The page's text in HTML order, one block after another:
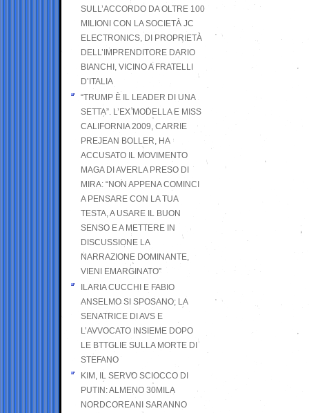
SULL’ACCORDO DA OLTRE 100
MILIONI CON LA SOCIETÀ JC
ELECTRONICS, DI PROPRIETÀ
DELL’IMPRENDITORE DARIO
BIANCHI, VICINO A FRATELLI
D’ITALIA
“TRUMP È IL LEADER DI UNA
SETTA”. L’EX MODELLA E MISS
CALIFORNIA 2009, CARRIE
PREJEAN BOLLER, HA
ACCUSATO IL MOVIMENTO
MAGA DI AVERLA PRESO DI
MIRA: “NON APPENA COMINCI
A PENSARE CON LA TUA
TESTA, A USARE IL BUON
SENSO E A METTERE IN
DISCUSSIONE LA
NARRAZIONE DOMINANTE,
VIENI EMARGINATO”
ILARIA CUCCHI E FABIO
ANSELMO SI SPOSANO; LA
SENATRICE DI AVS E
L’AVVOCATO INSIEME DOPO
LE BTTGLIE SULLA MORTE DI
STEFANO
KIM, IL SERVO SCIOCCO DI
PUTIN: ALMENO 30MILA
NORDCOREANI SARANNO